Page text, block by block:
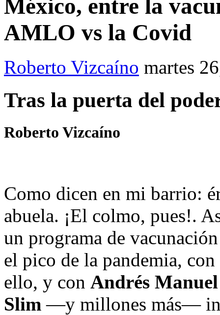
México, entre la
AMLO vs la Covid
Roberto Vizcaíno martes
Tras la puerta del
Roberto Vizcaíno
Como dicen en mi barrio:
abuela. ¡El colmo, pues!.
un programa de
el pico de la pandemia,
ello, y con Andrés
Slim —y millones más—